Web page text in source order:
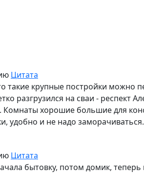
Цитата
такие крупные постройки можно
разгрузился на сваи - респект
хорошие большие для
удобно и не надо
Цитата
бытовку, потом домик,